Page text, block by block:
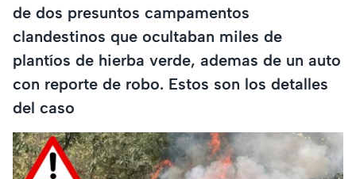
de dos presuntos campamentos
clandestinos que ocultaban miles de
plantíos de hierba verde, ademas de un auto
con reporte de robo. Estos son los detalles
del caso